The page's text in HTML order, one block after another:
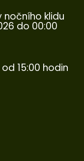
nočního klidu
do 00:00
15:00 hodin